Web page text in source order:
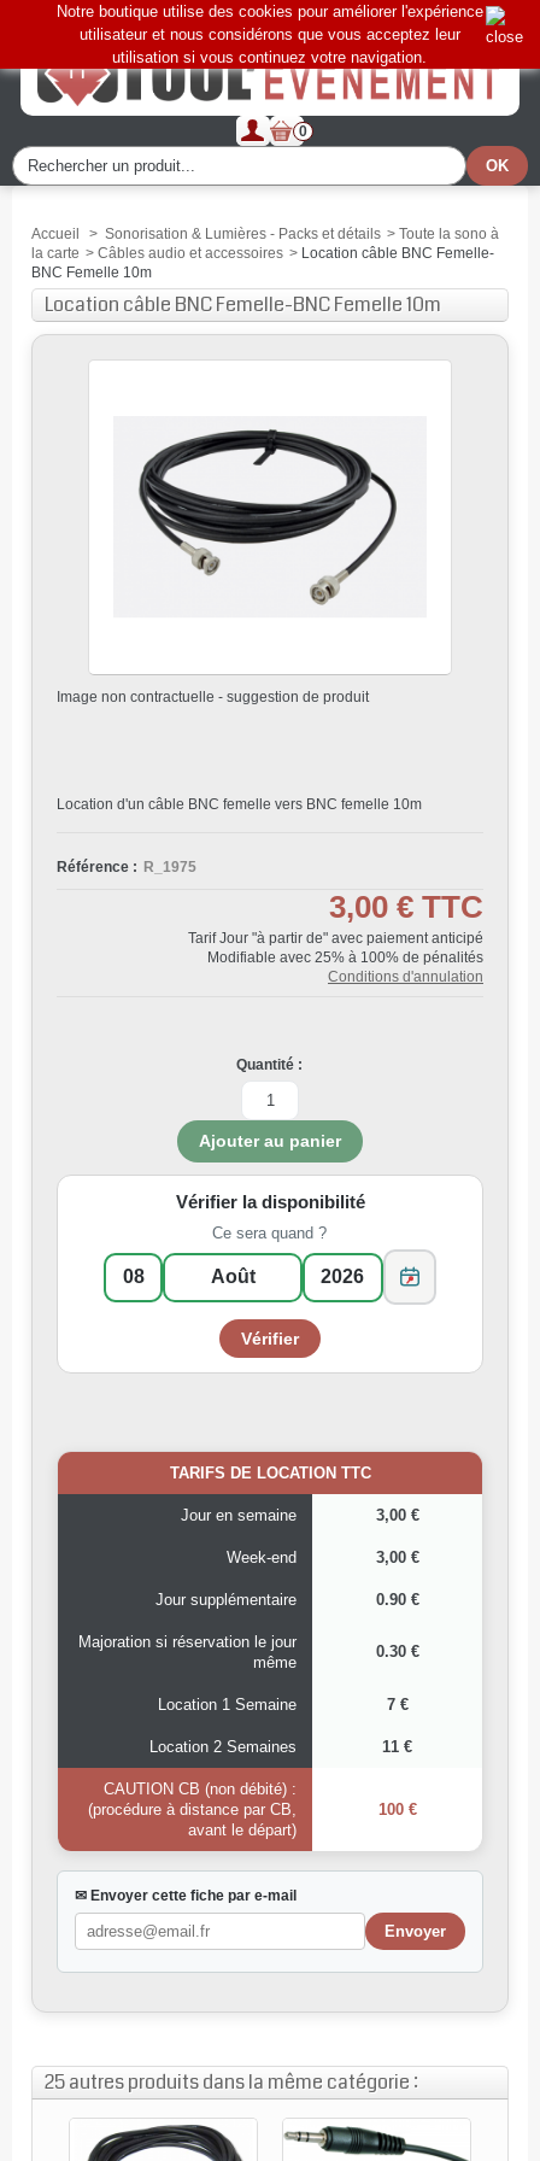
0
Notre boutique utilise des cookies pour améliorer l'expérience
utilisateur et nous considérons que vous acceptez leur
utilisation si vous continuez votre navigation.
Accueil > Sonorisation & Lumières - Packs et détails > Toute la sono à
la carte > Câbles audio et accessoires > Location câble BNC Femelle-
BNC Femelle 10m
Location câble BNC Femelle-BNC Femelle 10m
Image non contractuelle - suggestion de produit
Location d'un câble BNC femelle vers BNC femelle 10m
Référence : R_1975
3,00 € TTC
Tarif Jour "à partir de" avec paiement anticipé
Modifiable avec 25% à 100% de pénalités
Conditions d'annulation
Quantité :
Vérifier la disponibilité
Ce sera quand ?
TARIFS DE LOCATION TTC
Jour en semaine 3,00 €
Week-end 3,00 €
Jour supplémentaire 0.90 €
Majoration si réservation le jour
même
0.30 €
Location 1 Semaine 7 €
Location 2 Semaines 11 €
CAUTION CB (non débité) :
(procédure à distance par CB,
avant le départ)
100 €
✉ Envoyer cette fiche par e-mail
25 autres produits dans la même catégorie :